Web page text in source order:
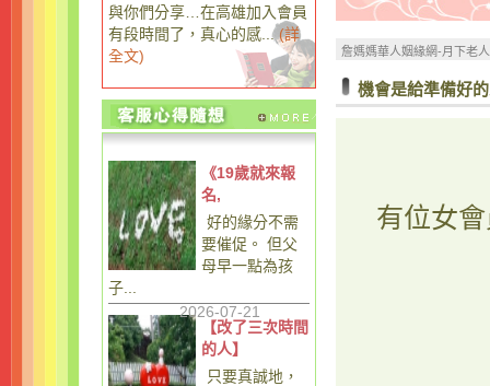
與你們分享…在高雄加入會員
有段時間了，真心的感... (詳
全文)
《19歲就來報
名,
好的緣分不需
要催促。 但父
母早一點為孩
子...
2026-07-21
【改了三次時間
的人】
只要真誠地，
詹媽媽華人姻緣網-月下老
機會是給準備好
有位女